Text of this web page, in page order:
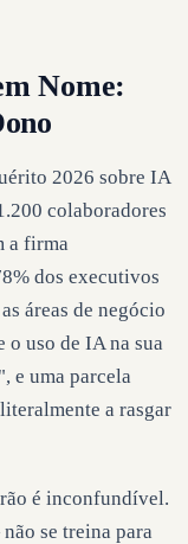
Nome:
2026 sobre IA
colaboradores
a firma
dos executivos
áreas de negócio
o uso de IA na sua
e uma parcela
a rasgar
é inconfundível.
se treina para